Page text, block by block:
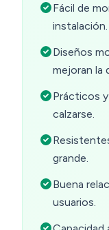
Fácil de
instalación.
Diseños
mejoran la
Prácticos
calzarse.
grande.
Buena
usuarios.